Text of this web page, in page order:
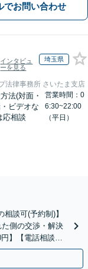
でお問い合わせ
インタビュ
ーを見る
埼玉県
法律事務所 さいたま支店
法(対面・
ビデオな
応相談
営業時間：0
6:30~22:00
（平日）
談可(予約制)】
側の交渉・解決
】【電話相談で